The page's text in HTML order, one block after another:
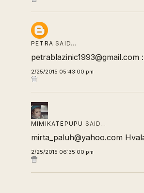
PETRA SAID…
petrablazinic1993@gmail.com
2/25/2015 05:43:00 pm
MIMIKATEPUPU SAID…
mirta_paluh@yahoo.com
2/25/2015 06:35:00 pm